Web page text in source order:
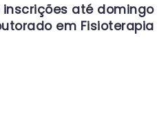
até domingo
em Fisioterapia